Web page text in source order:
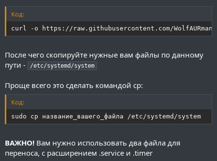
Код:
curl -o https://raw.githubusercontent.com/WolfAURman/
После чего скопируйте нужные вам файлы по данному
пути -
/etc/systemd/system
Проще всего это сделать командой cp:
Код:
sudo cp название_вашего_файла /etc/systemd/system
ВАЖНО! Вам нужно использовать два файла для
переноса, с расширением .service и .timer